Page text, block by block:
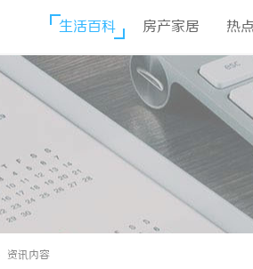
生活百科 房产家居 热
资讯内容